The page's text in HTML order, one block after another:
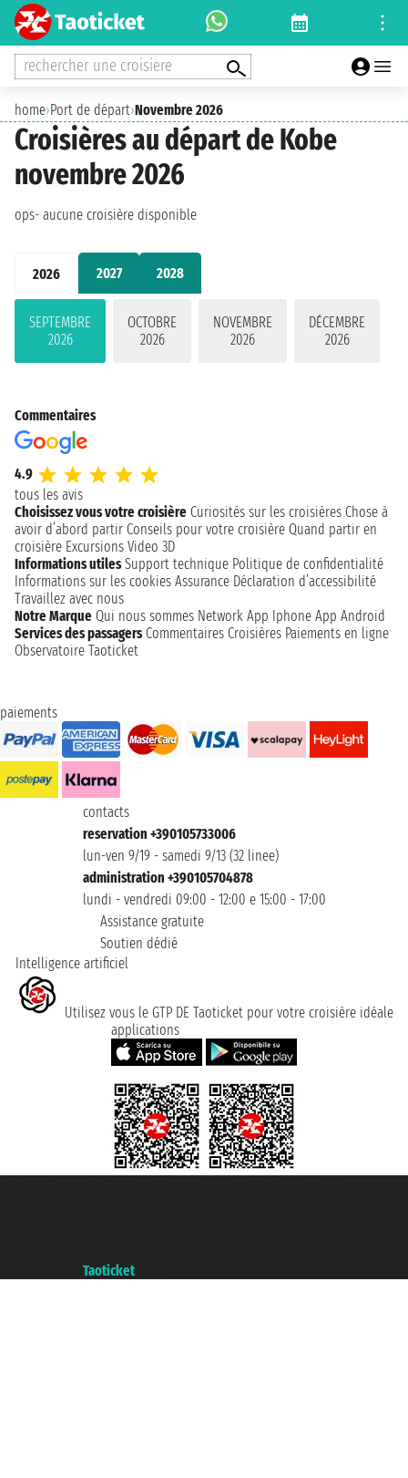
rechercher une croisiere
home›Port de départ›Novembre 2026
Croisières au départ de Kobe
novembre 2026
2026 2027 2028
SEPTEMBRE
2026
OCTOBRE
2026
NOVEMBRE
2026
DÉCEMBRE
2026
ops- aucune croisière disponible
Commentaires
4.9
tous les avis
Choisissez vous votre croisière Curiosités sur les croisières Chose à
avoir d’abord partir Conseils pour votre croisière Quand partir en
croisière Excursions Video 3D
Informations utiles Support technique Politique de confidentialité
Informations sur les cookies Assurance Déclaration d’accessibilité
Travaillez avec nous
Notre Marque Qui nous sommes Network App Iphone App Android
Services des passagers Commentaires Croisières Paiements en ligne
Observatoire Taoticket
paiements
contacts
reservation +390105733006
lun-ven 9/19 - samedi 9/13 (32 linee)
administration +390105704878
lundi - vendredi 09:00 - 12:00 e 15:00 - 17:00
Assistance gratuite
Soutien dédié
Intelligence artificiel
Utilisez vous le GTP DE Taoticket pour votre croisière idéale
applications
Taoticket